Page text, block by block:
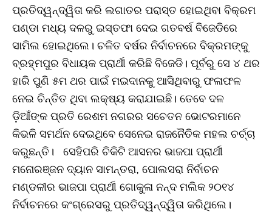
ପ୍ରତିଦ୍ୱନ୍ଦ୍ୱିତା କରି ଲଗାତର ପରାସ୍ତ ହୋଇଥିବା ବିକ୍ରମ
ପଣ୍ଡା ମଧ୍ୟ ଦଳରୁ ଇସ୍ତଫା ଦେଇ ଗତବର୍ଷ ବିଜେଡିରେ
ସାମିଲ ହୋଇଥିଲେ। ଚଳିତ ବର୍ଷର ନିର୍ବାଚନରେ ବିକ୍ରମଙ୍କୁ
ବ୍ରହ୍ମପୁର ବିଧାୟକ ପ୍ରାର୍ଥୀ କରିଛି ବିଜେଡି। ପୂର୍ବରୁ ସେ ୪ ଥର
ହାରି ପୁଣି ୫ମ ଥର ପାଇଁ ମଇଦାନକୁ ଆସିଥିବାରୁ ଫଳାଫଳ
ନେଇ ଚିନ୍ତିତ ଥିବା ଲକ୍ଷ୍ୟ କରାଯାଇଛି। ତେବେ ଦଳ
ଡ଼ିଆଁଙ୍କ ପ୍ରତି ରେଶମ ନଗରର ସଚେତନ ଭୋଟରମାନେ
କିଭଳି ସମର୍ଥନ ଦେଇଥିବେ ସେନେଇ ରାଜନୈତିକ ମହଲ ଚର୍ଚ୍ଚା
କରୁଛନ୍ତି। ସେହିପରି ଚିକିଟି ଆସନର ଭାଜପା ପ୍ରାର୍ଥୀ
ମନୋରଞ୍ଜନ ଦ୍ୟାନ ସାମନ୍ତରା, ପୋଲସରା ନିର୍ବାଚନ
ମଣ୍ଡଳୀର ଭାଜପା ପ୍ରାର୍ଥୀ ଗୋକୁଳା ନନ୍ଦ ମଲିକ ୨୦୧୪
ନିର୍ବାଚନରେ କଂଗ୍ରେସରୁ ପ୍ରତିଦ୍ୱନ୍ଦ୍ୱିତା କରିଥିଲେ।